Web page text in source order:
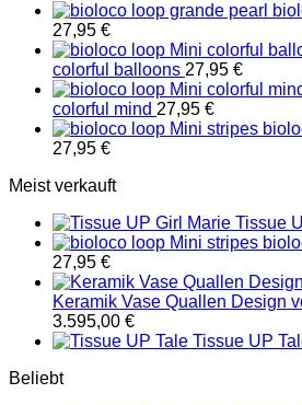
27,95 €
colorful balloons 27,95 €
colorful mind 27,95 €
27,95 €
Meist verkauft
Tissue
27,95 €
Keramik Vase Quallen Design
3.595,00 €
Tissue UP
Beliebt